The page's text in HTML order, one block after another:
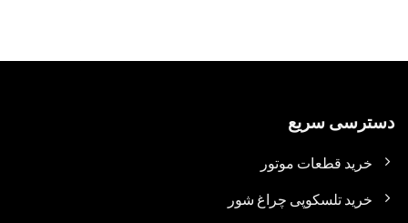
دسترسی سریع
خرید قطعات موتور
خرید تلسکوپی چراغ شور